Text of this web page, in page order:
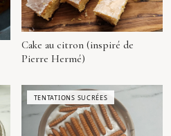
Cake au citron (inspiré de
Pierre Hermé)
TENTATIONS SUCRÉES